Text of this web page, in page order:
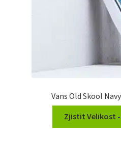
Vans Old Skool
Zjistit Velikost -